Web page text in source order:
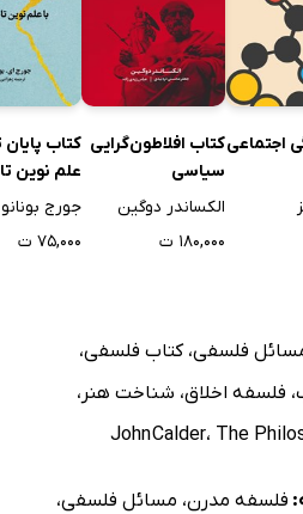
اجتماعیکتاب افلاطون‌گرایی
سیاسی
الکساندر دوگین
۱۸۰,۰۰۰ ت
کتاب پایان
علم نوین
جورج بونانو
۷۵,۰۰۰ ت
فلسفی،کتاب فلسفی،
، فلسفه اخلاق، شناخت هنر ،
John Calder، The
فلسفه مدرن، مسائل فلسفی،